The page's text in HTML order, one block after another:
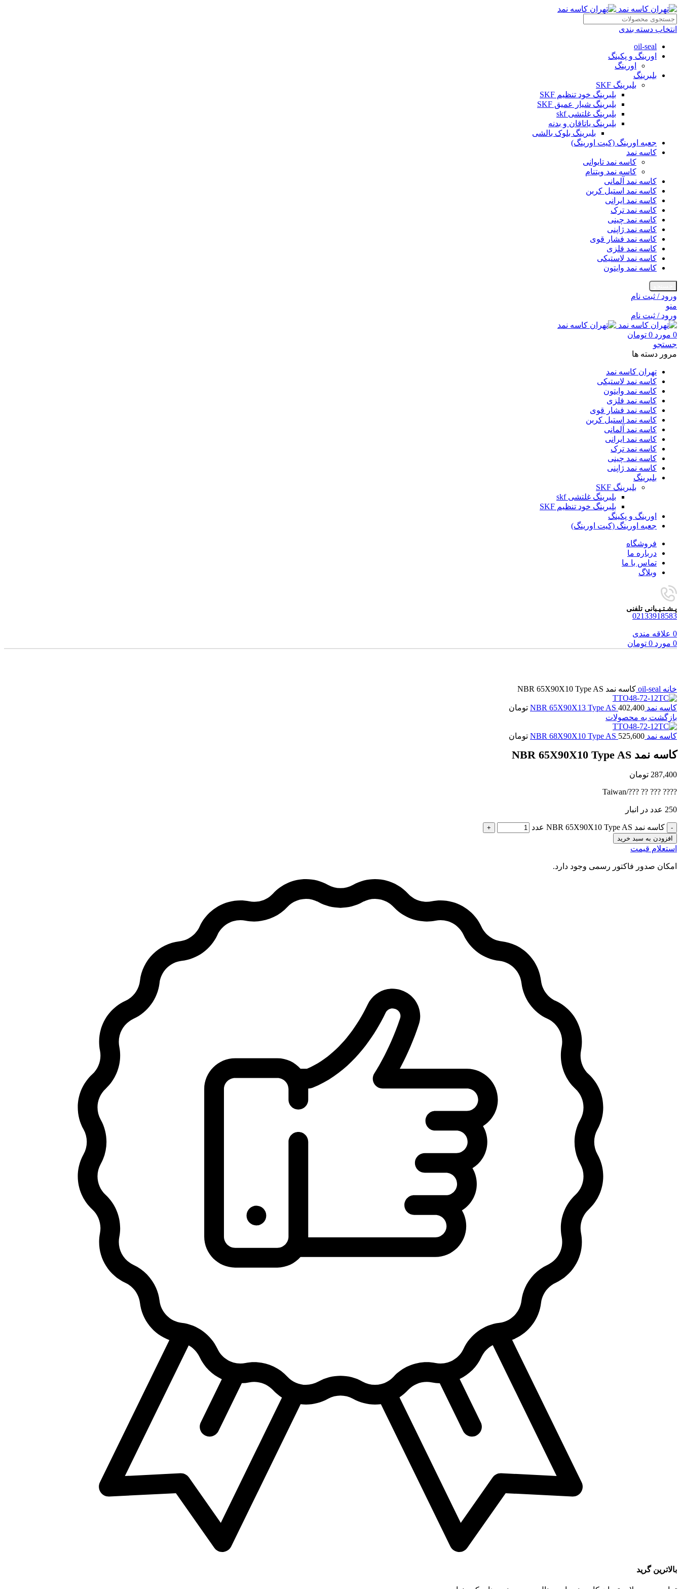
انتخاب دسته بندی
oil-seal
اورینگ و پکینگ
اورینگ
بلبرینگ
بلبرینگ SKF
بلبرینگ خود تنظیم SKF
بلبرینگ شیار عمیق SKF
بلبرینگ غلتشی skf
بلبرینگ یاتاقان و بدنه
بلبرینگ بلوک بالشی
جعبه اورینگ (کیت اورینگ)
کاسه نمد
کاسه نمد تایوانی
کاسه نمد ویتنام
کاسه نمد آلمانی
کاسه نمد استیل کربن
کاسه نمد ایرانی
کاسه نمد ترک
کاسه نمد چینی
کاسه نمد ژاپنی
کاسه نمد فشار قوی
کاسه نمد فلزی
کاسه نمد لاستیکی
کاسه نمد وایتون
ورود / ثبت نام
منو
ورود / ثبت نام
0 مورد 0 تومان
جستجو
مرور دسته ها
تهران کاسه نمد
کاسه نمد لاستیکی
کاسه نمد وایتون
کاسه نمد فلزی
کاسه نمد فشار قوی
کاسه نمد استیل کربن
کاسه نمد آلمانی
کاسه نمد ایرانی
کاسه نمد ترک
کاسه نمد چینی
کاسه نمد ژاپنی
بلبرینگ
بلبرینگ SKF
بلبرینگ غلتشی skf
بلبرینگ خود تنظیم SKF
اورینگ و پکینگ
جعبه اورینگ (کیت اورینگ)
فروشگاه
درباره ما
تماس با ما
وبلاگ
پـشـتـیـبانی تلفنی
02133918583
0 علاقه مندی
0 مورد 0 تومان
خانه oil-seal کاسه نمد NBR 65X90X10 Type AS
کاسه نمد NBR 65X90X13 Type AS 402,400
تومان
بازگشت به محصولات
کاسه نمد NBR 68X90X10 Type AS 525,600 تومان
کاسه نمد NBR 65X90X10 Type AS
287,400 تومان
???? ??? ?? ???/Taiwan
250 عدد در انبار
کاسه نمد NBR 65X90X10 Type AS عدد
افزودن به سبد خرید
استعلام قیمت
امکان صدور فاکتور رسمی وجود دارد.
بالاترین گرید